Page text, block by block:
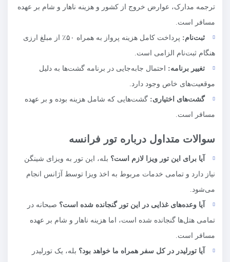
ترجمه مدارک، عوارض خروج از کشور و هزینه ناهار و شام بر عهده
مسافر است.
ثبت‌نام:
پرداخت کامل هزینه پرواز به همراه ۵۰٪ از مبلغ ارزی
هنگام ثبت‌نام الزامی است.
تغییر برنامه: احتمال جابه‌جایی در برنامه گشت‌ها به دلیل
موقعیت‌های خاص وجود دارد.
گشت‌های اختیاری: گشت‌هایی که شامل هزینه بوده و بر عهده
مسافر است.
سوالات متداول درباره تور فرانسه
آیا برای این تور ویزا لازم است؟ بله، این تور به ویزای شینگن
نیاز دارد و تمامی خدمات مربوط به اخذ ویزا توسط آژانس انجام
می‌شود.
آیا وعده‌های غذایی در این تور گنجانده شده است؟ صبحانه در
تمامی هتل‌ها گنجانده شده است، اما هزینه ناهار و شام بر عهده
مسافر است.
آیا تورلیدر در کل سفر همراه ما خواهد بود؟ بله، یک تورلیدر